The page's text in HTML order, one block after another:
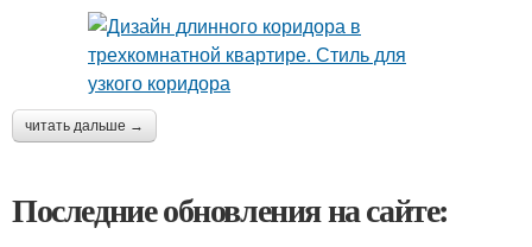
читать дальше →
Последние обновления на сайте: